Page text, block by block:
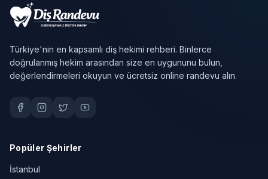
Türkiye'nin en kapsamlı diş hekimi rehberi. Binlerce
doğrulanmış hekim arasından size en uygununu bulun,
değerlendirmeleri okuyun ve ücretsiz online randevu alın.
Popüler Şehirler
İstanbul